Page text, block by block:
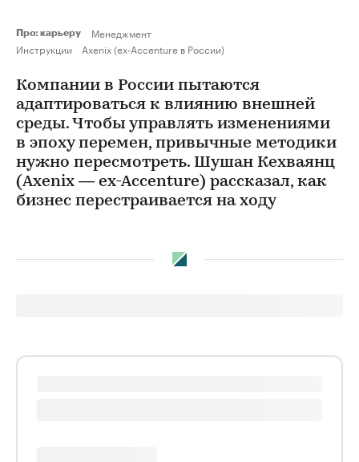
Про: карьеру
Менеджмент
Инструкции
Axenix (ex-Accenture в России)
Компании в России пытаются
адаптироваться к влиянию внешней
среды. Чтобы управлять изменениями
в эпоху перемен, привычные методики
нужно пересмотреть. Шушан Кехваянц
(Axenix — ex-Accenture) рассказал, как
бизнес перестраивается на ходу